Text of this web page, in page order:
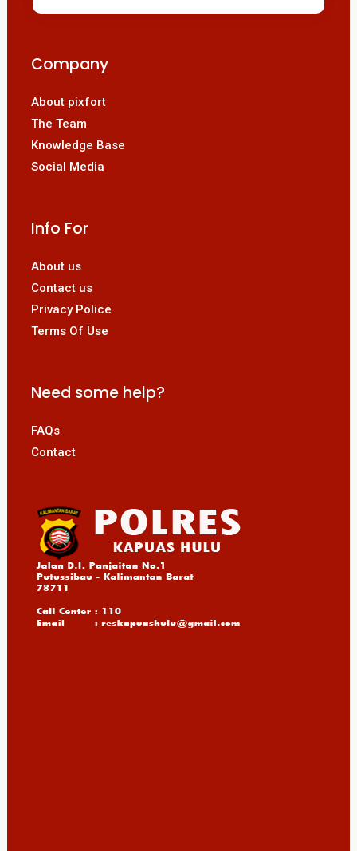
Company
About pixfort
The Team
Knowledge Base
Social Media
Info For
About us
Contact us
Privacy Police
Terms Of Use
Need some help?
FAQs
Contact